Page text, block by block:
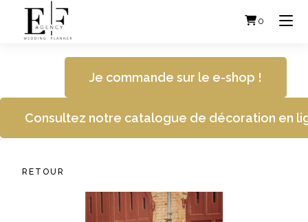
content
0
Je commande sur le e-shop !
Consultez notre catalogue de décoration en
RETOUR